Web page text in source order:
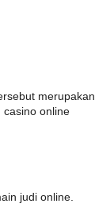
merupakan
casino online
judi online.